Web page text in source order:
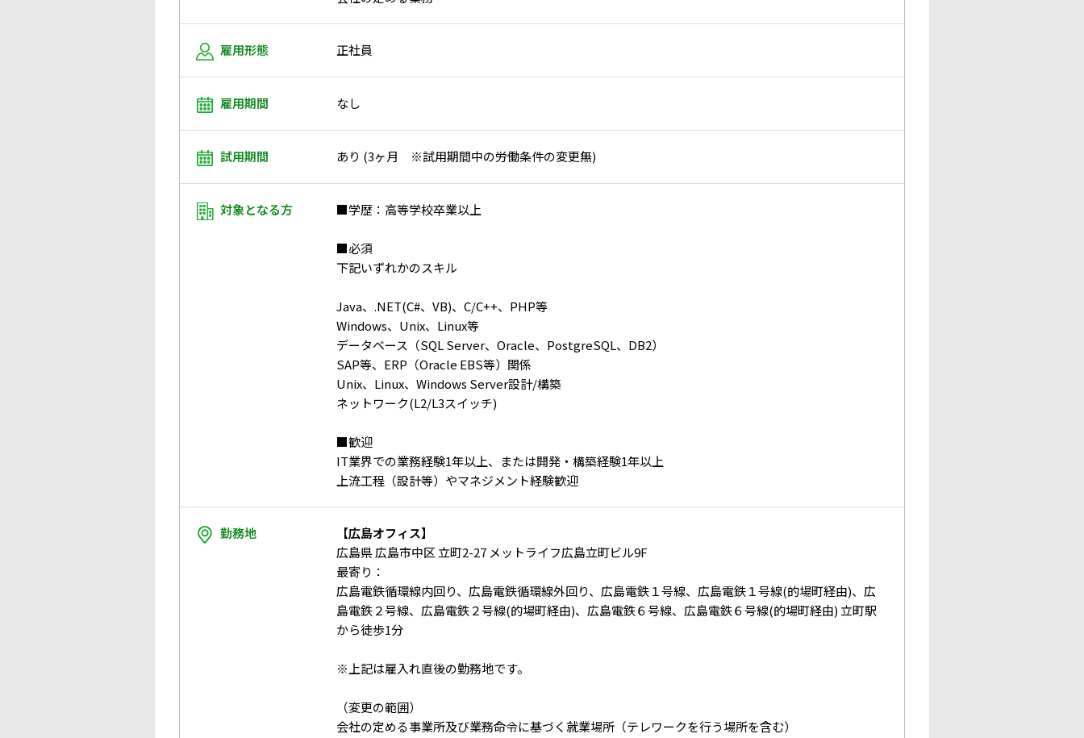
雇用形態 正社員
雇用期間 なし
試用期間 あり (3ヶ月 ※試用期間中の労働条件の変更無)
対象となる方 ■学歴：高等学校卒業以上
■必須
下記いずれかのスキル
Java、.NET(C#、VB)、C/C++、PHP等
Windows、Unix、Linux等
データベース（SQL Server、Oracle、PostgreSQL、DB2）
SAP等、ERP（Oracle EBS等）関係
Unix、Linux、Windows Server設計/構築
ネットワーク(L2/L3スイッチ)
■歓迎
IT業界での業務経験1年以上、または開発・構築経験1年以上
上流工程（設計等）やマネジメント経験歓迎
勤務地
【広島オフィス】
広島県 広島市中区 立町2-27 メットライフ広島立町ビル9F
最寄り：
広島電鉄循環線内回り、広島電鉄循環線外回り、広島電鉄１号線、広島電鉄１号線(的場町経由)、広
島電鉄２号線、広島電鉄２号線(的場町経由)、広島電鉄６号線、広島電鉄６号線(的場町経由) 立町駅
から徒歩1分
※上記は雇入れ直後の勤務地です。
（変更の範囲）
会社の定める事業所及び業務命令に基づく就業場所（テレワークを行う場所を含む）